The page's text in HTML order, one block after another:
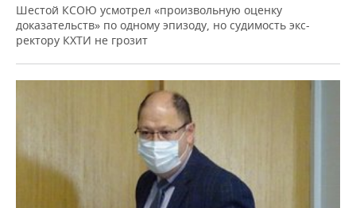
Шестой КСОЮ усмотрел «произвольную оценку
доказательств» по одному эпизоду, но судимость экс-
ректору КХТИ не грозит